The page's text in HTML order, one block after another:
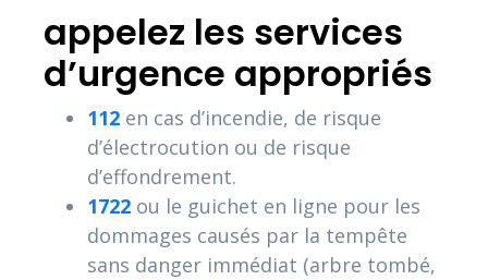
appelez les services
d’urgence appropriés
112 en cas d’incendie, de risque
d’électrocution ou de risque
d’effondrement.
1722 ou le guichet en ligne pour les
dommages causés par la tempête
sans danger immédiat (arbre tombé,